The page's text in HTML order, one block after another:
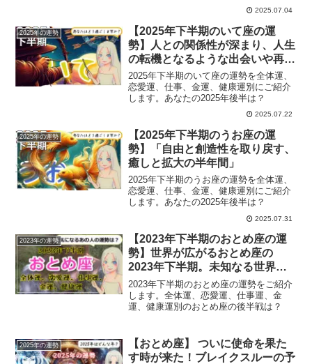
2025.07.04
2025年の運勢
【2025年下半期のいて座の運
勢】人との関係性が深まり、人生
の転機となるような出会いや再会
が訪れる大切な半年
2025年下半期のいて座の運勢を全体運、
恋愛運、仕事、金運、健康運別にご紹介
します。あなたの2025年後半は？
2025.07.22
2025年の運勢
【2025年下半期のうお座の運
勢】「自由と創造性を取り戻す、
癒しと拡大の半年間」
2025年下半期のうお座の運勢を全体運、
恋愛運、仕事、金運、健康運別にご紹介
します。あなたの2025年後半は？
2025.07.31
2023年の運勢
【2023年下半期のおとめ座の運
勢】世界が広がるおとめ座の
2023年下半期。未知なる世界に
勇気を出して飛び込んで
2023年下半期のおとめ座の運勢をご紹介
します。全体運、恋愛運、仕事運、金
運、健康運別のおとめ座の後半戦は？
2025年の運勢
【おとめ座】 ついに使命を果た
す時が来た！ブレイクスルーの予